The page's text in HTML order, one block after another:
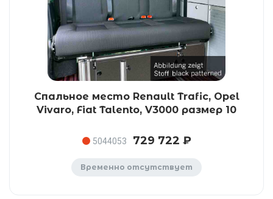
Спальное место Renault Trafic, Opel
Vivaro, Fiat Talento, V3000 размер 10
5044053 729 722 ₽
Временно отсутствует